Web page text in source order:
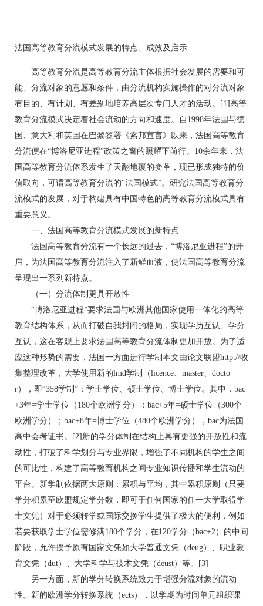
法国高等教育分流模式发展的特点、成效及启示
高等教育分流是高等教育分流主体根据社会发展的需要和可
能、分流对象的意愿和条件，由分流机构实施操作的对分流对象
有目的、有计划、有差别地培养高层次专门人才的活动。[1]高等
教育分流模式决定着社会流动的方向和速度。自1998年法国与德
国、意大利和英国在巴黎签署《索邦宣言》以来，法国高等教育
分流便在“博洛尼亚进程”政策之窗的照耀下前行。10余年来，法
国高等教育分流体系发生了天翻地覆的变革，现已形成独特的价
值取向，可谓高等教育分流的“法国模式”。研究法国高等教育分
流模式的发展，对于构建具有中国特色的高等教育分流模式具有
重要意义。
一、法国高等教育分流模式发展的新特点
法国高等教育分流有一个长远的过去，“博洛尼亚进程”的开
启，为法国高等教育分流注入了新鲜血液，使法国高等教育分流
呈现出一系列新特点。
（一）分流体制更具开放性
“博洛尼亚进程”要求法国与欧洲其他国家使用一体化的高等
教育结构体系，从而打破自我封闭的格局，实现学历互认、学分
互认，这在客观上要求法国高等教育分流体制更加开放。为了适
应这种形势的需要，法国一方面进行学制本文由论文联盟http://收
集整理改革，大学使用新的lmd学制（licence、master、docto
r），即“358学制”：学士学位、硕士学位、博士学位。其中，bac
+3年=学士学位（180个欧洲学分）；bac+5年=硕士学位（300个
欧洲学分）；bac+8年=博士学位（480个欧洲学分），bac为法国
高中会考证书。[2]新的学分体制在结构上具有更强的开放性和流
动性，打破了科学划分与专业界限，增强了不同机构的学生之间
的可比性，构建了高等教育机构之间专业知识传播和学生流动的
平台。新学制依据两大原则：累积与平均，其中累积原则（只要
学分积累至欧盟规定学分数，即可于任何国家的任一大学取得学
士文凭）对于必须转学或国际交换学生提供了极大的便利，例如
若要获取学士学位需修满180个学分，在120学分（bac+2）的中间
阶段，允许授予原有国家文凭如大学普通文凭（deug）、职业教
育文凭（dut）、大学科学与技术文凭（deust）等。[3]
另一方面，新的学分转换系统致力于增强分流对象的流动
性。新的欧洲学分转换系统（ects），以学期为时间单元组织课